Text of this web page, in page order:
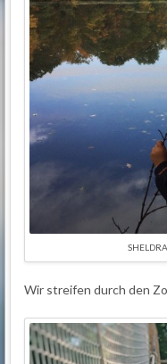
Wir streifen durch den